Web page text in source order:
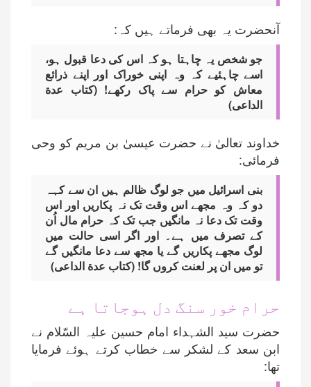
آنحضرت یہ بھی فرماتے ہیں کہ:
جو شخص یہ چاہتا ہو کہ اس کی دعا قبول ہو،
اسے چاہئیے کہ وہ اپنی خوراک اور اپنے ذرائع
معاش کو حرام سے پاک رکھے! (کتاب عدة
الداعی)
خداوند تعالیٰ نے حضرت عیسیٰ بن مریم کو وحی
فرمائی:
بنی اسرائیل میں جو لوگ ظالم ہیں ان سے کہہ
دو کہ وہ مجھے اس وقت تک نہ پکاریں اور اس
وقت تک دعا نہ مانگیں جب تک کہ حرام مال اُن
کے تصرف میں ہے۔ اور اگر اسی حالت میں
لوگ مجھے پکاریں گے یا مجھ سے دعا مانگیں گے
تو میں ان پر لعنت کروں گا! (کتاب عدة الداعی)
حرام خور سنگ دل ہوجاتا ہے
حضرت سید الشہداء امام حسین علیہ السّلام نے
ابن سعد کے لشکر سے خطاب کرتے ہوئے فرمایا
تھا: